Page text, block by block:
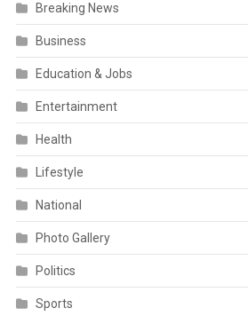
Breaking News
Business
Education & Jobs
Entertainment
Health
Lifestyle
National
Photo Gallery
Politics
Sports